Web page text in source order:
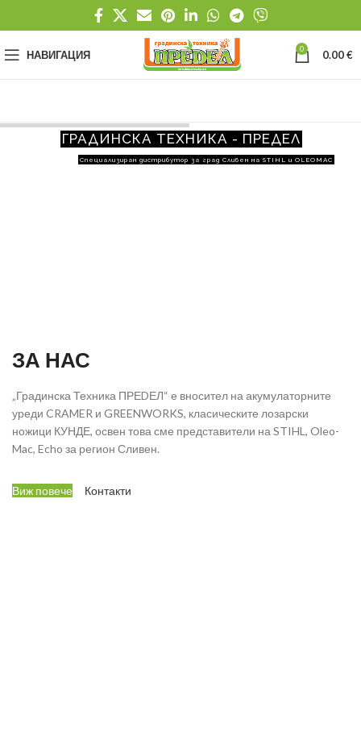
НАВИГАЦИЯ 0 0.00€
ГРАДИНСКА ТЕХНИКА - ПРЕДЕЛ
Специализиран дистрибутор за град Сливен на STIHL и OLEOMAC
ЗА НАС
„Градинска Техника ПРЕDЕЛ“ е вносител на акумулаторните
уреди CRAMER и GREENWORKS, класическите лозарски
ножици КУНДЕ, освен това сме представители на STIHL, Oleo-
Mac, Echo за регион Сливен.
Виж повече Контакти